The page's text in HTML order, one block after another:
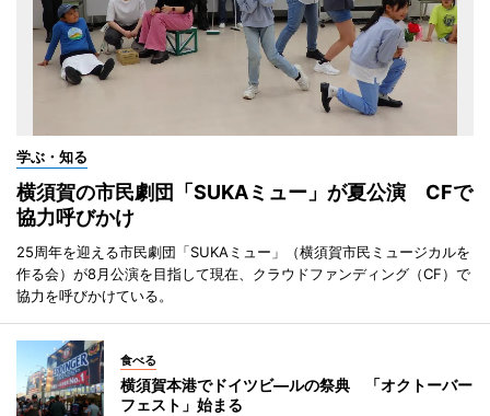
学ぶ・知る
横須賀の市民劇団「SUKAミュー」が夏公演 CFで
協力呼びかけ
25周年を迎える市民劇団「SUKAミュー」（横須賀市民ミュージカルを
作る会）が8月公演を目指して現在、クラウドファンディング（CF）で
協力を呼びかけている。
食べる
横須賀本港でドイツビ―ルの祭典 「オクトーバー
フェスト」始まる